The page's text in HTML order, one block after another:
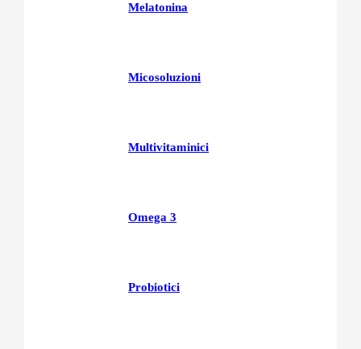
Melatonina
Micosoluzioni
Multivitaminici
Omega 3
Probiotici